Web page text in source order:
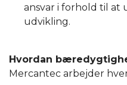
ansvar i forhold til
udvikling.
Hvordan
Mercantec arbejder